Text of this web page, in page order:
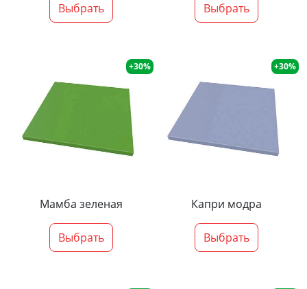
Выбрать Выбрать
+30%
Мамба зеленая
Выбрать
+30%
Капри модра
Выбрать